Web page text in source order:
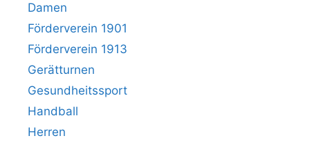
Damen
Förderverein 1901
Förderverein 1913
Gerätturnen
Gesundheitssport
Handball
Herren